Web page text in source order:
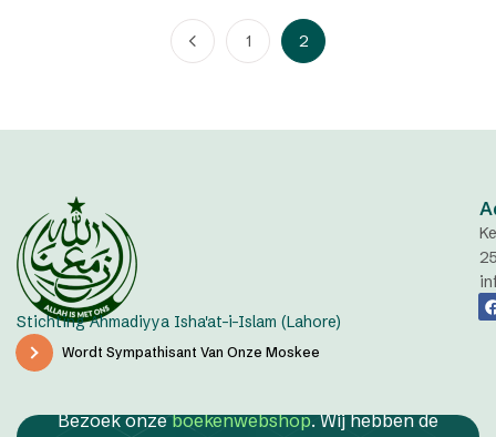
1 2
Stichting Ahmadiyya Isha'at-i-Islam (Lahore)
Wordt Sympathisant Van Onze Moskee
Bezoek onzeboekenwebshop. Wij hebben de